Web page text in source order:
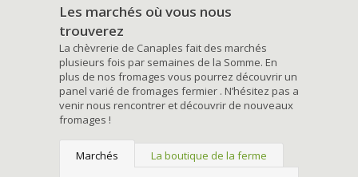
Les marchés où vous nous
trouverez
La chèvrerie de Canaples fait des marchés
plusieurs fois par semaines de la Somme. En
plus de nos fromages vous pourrez découvrir un
panel varié de fromages fermier . N’hésitez pas a
venir nous rencontrer et découvrir de nouveaux
fromages !
Marchés La boutique de la ferme